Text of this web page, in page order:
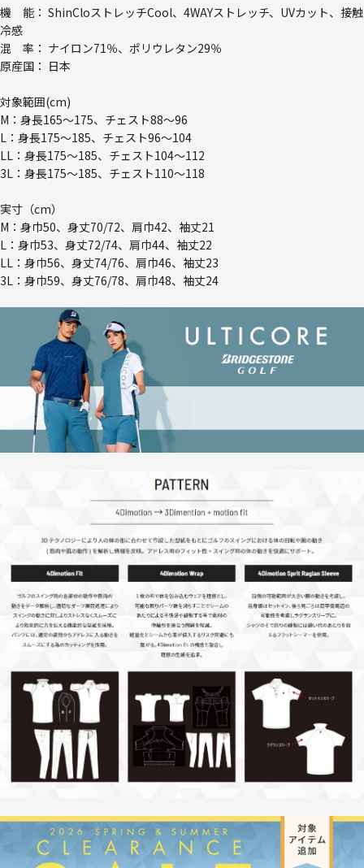
機 能： ShinCloストレッチCool、4WAYストレッチ、UVカット、接触
冷感
混 率： ナイロン71％、ポリウレタン29％
原産国： 日本
対象範囲(cm)
M：身長165～175、チェスト88～96
L：身長175～185、チェスト96～104
LL：身長175～185、チェスト104～112
3L：身長175～185、チェスト110～118
実寸（cm）
M：身巾50、身丈70/72、肩巾42、袖丈21
L：身巾53、身丈72/74、肩巾44、袖丈22
LL：身巾56、身丈74/76、肩巾46、袖丈23
3L：身巾59、身丈76/78、肩巾48、袖丈24